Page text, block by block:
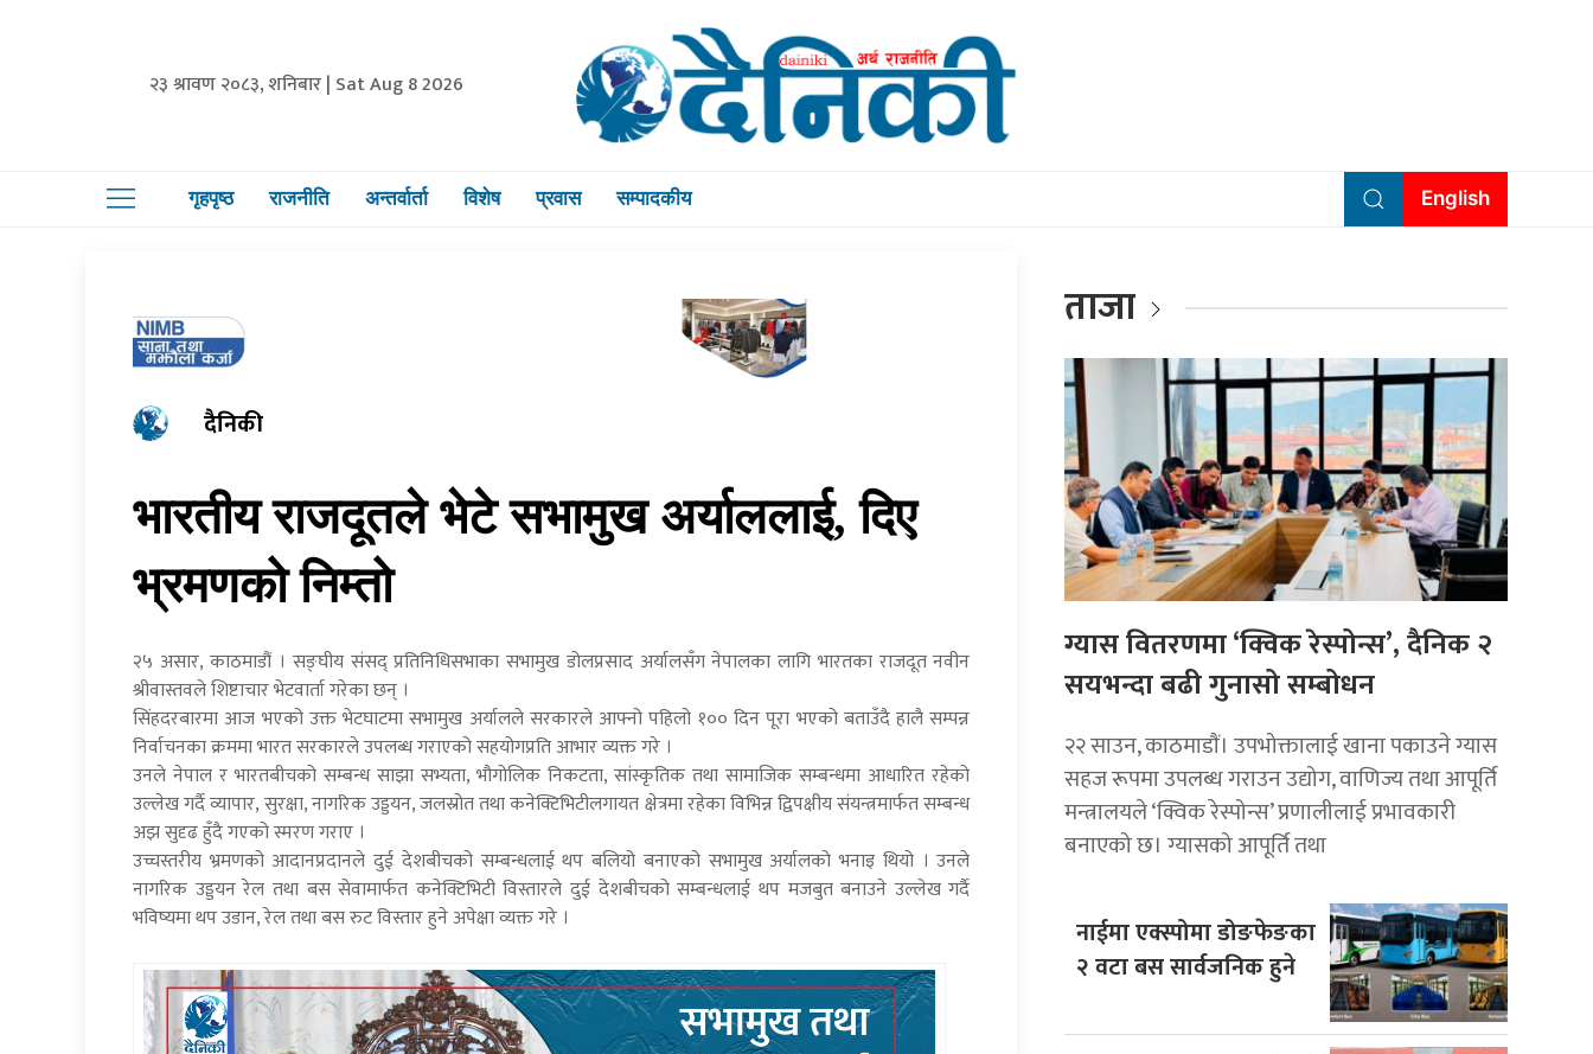
२३ श्रावण २०८३, शनिबार | Sat Aug 8 2026
गृहपृष्ठ राजनीति अन्तर्वार्ता विशेष प्रवास सम्पादकीय English
दैनिकी
भारतीय राजदूतले भेटे सभामुख अर्याललाई, दिए
भ्रमणको निम्तो
२५ असार, काठमाडौं । सङ्घीय संसद् प्रतिनिधिसभाका सभामुख डोलप्रसाद अर्यालसँग नेपालका लागि भारतका राजदूत नवीन
श्रीवास्तवले शिष्टाचार भेटवार्ता गरेका छन् ।
सिंहदरबारमा आज भएको उक्त भेटघाटमा सभामुख अर्यालले सरकारले आफ्नो पहिलो १०० दिन पूरा भएको बताउँदै हालै सम्पन्न
निर्वाचनका क्रममा भारत सरकारले उपलब्ध गराएको सहयोगप्रति आभार व्यक्त गरे ।
उनले नेपाल र भारतबीचको सम्बन्ध साझा सभ्यता, भौगोलिक निकटता, सांस्कृतिक तथा सामाजिक सम्बन्धमा आधारित रहेको
उल्लेख गर्दै व्यापार, सुरक्षा, नागरिक उड्डयन, जलस्रोत तथा कनेक्टिभिटीलगायत क्षेत्रमा रहेका विभिन्न द्विपक्षीय संयन्त्रमार्फत सम्बन्ध
अझ सुदृढ हुँदै गएको स्मरण गराए ।
उच्चस्तरीय भ्रमणको आदानप्रदानले दुई देशबीचको सम्बन्धलाई थप बलियो बनाएको सभामुख अर्यालको भनाइ थियो । उनले
नागरिक उड्डयन रेल तथा बस सेवामार्फत कनेक्टिभिटी विस्तारले दुई देशबीचको सम्बन्धलाई थप मजबुत बनाउने उल्लेख गर्दै
भविष्यमा थप उडान, रेल तथा बस रुट विस्तार हुने अपेक्षा व्यक्त गरे ।
ताजा
ग्यास वितरणमा ‘क्विक रेस्पोन्स’, दैनिक २
सयभन्दा बढी गुनासो सम्बोधन
२२ साउन, काठमाडाैं। उपभोक्तालाई खाना पकाउने ग्यास
सहज रूपमा उपलब्ध गराउन उद्योग, वाणिज्य तथा आपूर्ति
मन्त्रालयले ‘क्विक रेस्पोन्स’ प्रणालीलाई प्रभावकारी
बनाएको छ। ग्यासको आपूर्ति तथा
नाईमा एक्स्पोमा डोङफेङका
२ वटा बस सार्वजनिक हुने